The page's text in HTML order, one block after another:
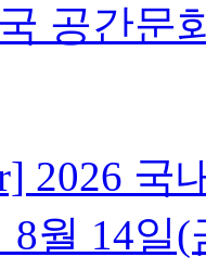
공간문
2026 국
월 14일(